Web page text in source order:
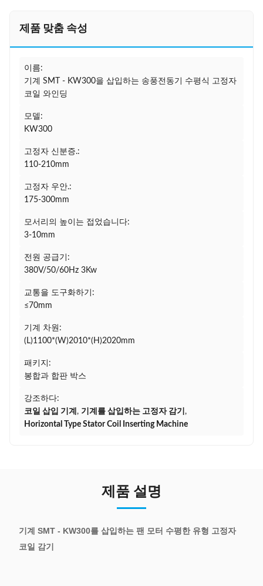
제품 맞춤 속성
이름:
기계 SMT - KW300을 삽입하는 송풍전동기 수평식 고정자
코일 와인딩
모델:
KW300
고정자 신분증.:
110-210mm
고정자 우안.:
175-300mm
모서리의 높이는 접었습니다:
3-10mm
전원 공급기:
380V/50/60Hz 3Kw
교통을 도구화하기:
≤70mm
기계 차원:
(L)1100*(W)2010*(H)2020mm
패키지:
봉합과 합판 박스
강조하다:
코일 삽입 기계 , 기계를 삽입하는 고정자 감기 ,
Horizontal Type Stator Coil Inserting Machine
제품 설명
기계 SMT - KW300를 삽입하는 팬 모터 수평한 유형 고정자
코일 감기